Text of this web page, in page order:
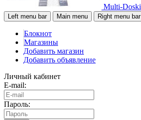
Multi-Doski
Left menu bar Main menu Right menu bar
Блокнот
Магазины
Добавить магазин
Добавить объявление
Личный кабинет
E-mail:
Пароль: